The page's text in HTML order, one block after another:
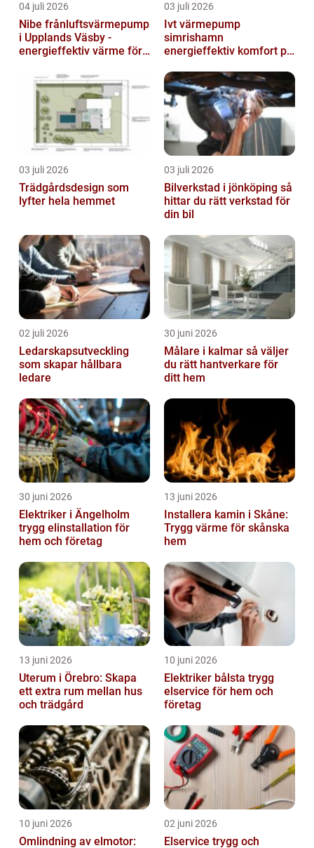
04 juli 2026
Nibe frånluftsvärmepump
i Upplands Väsby -
energieffektiv värme för
03 juli 2026
Ivt värmepump
simrishamn
energieffektiv komfort på
03 juli 2026
Trädgårdsdesign som
lyfter hela hemmet
03 juli 2026
Bilverkstad i jönköping så
hittar du rätt verkstad för
din bil
02 juli 2026
Ledarskapsutveckling
som skapar hållbara
ledare
30 juni 2026
Målare i kalmar så väljer
du rätt hantverkare för
ditt hem
30 juni 2026
Elektriker i Ängelholm
trygg elinstallation för
hem och företag
13 juni 2026
Installera kamin i Skåne:
Trygg värme för skånska
hem
13 juni 2026
Uterum i Örebro: Skapa
ett extra rum mellan hus
och trädgård
10 juni 2026
Elektriker bålsta trygg
elservice för hem och
företag
10 juni 2026
Omlindning av elmotor:
02 juni 2026
Elservice trygg och